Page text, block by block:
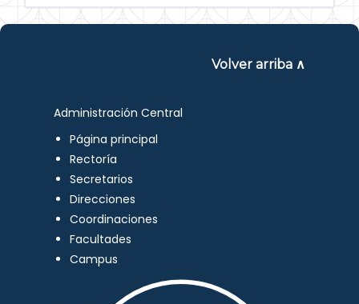
Volver arriba ∧
Administración Central
Página principal
Rectoría
Secretarios
Direcciones
Coordinaciones
Facultades
Campus